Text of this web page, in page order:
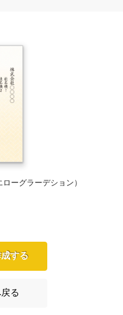
ーグラーデション）
する
る